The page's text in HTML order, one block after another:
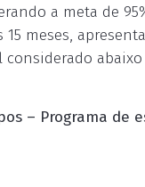
a meta de
15 meses,
considerado
– Programa de